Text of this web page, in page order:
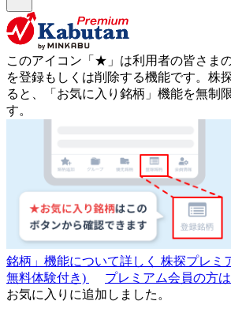
このアイコン 「★」 は利用者の皆さま
を登録もしくは削除する機能です。 株
ると、「お気に入り銘柄」機能を無制
す。
銘柄」機能について詳しく 株探プレミ
無料体験付き)
プレミアム会員の方
お気に入りに追加しました。